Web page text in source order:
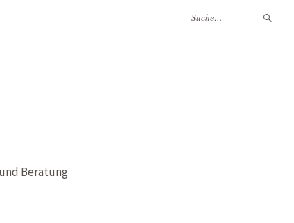
Beratung